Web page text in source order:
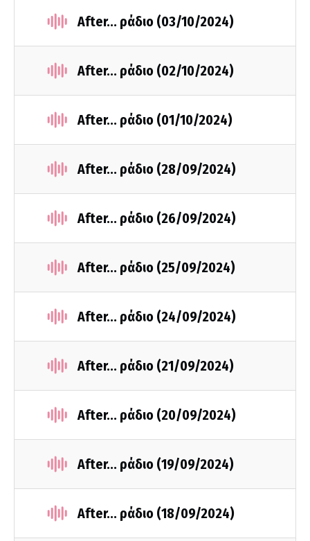
After... ράδιο (03/10/2024)
After... ράδιο (02/10/2024)
After... ράδιο (01/10/2024)
After... ράδιο (28/09/2024)
After... ράδιο (26/09/2024)
After... ράδιο (25/09/2024)
After... ράδιο (24/09/2024)
After... ράδιο (21/09/2024)
After... ράδιο (20/09/2024)
After... ράδιο (19/09/2024)
After... ράδιο (18/09/2024)